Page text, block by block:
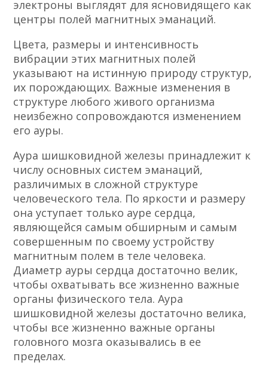
электроны выглядят для ясновидящего как
центры полей магнитных эманаций.
Цвета, размеры и интенсивность
вибрации этих магнитных полей
указывают на истинную природу структур,
их порождающих. Важные изменения в
структуре любого живого организма
неизбежно сопровождаются изменением
его ауры.
Аура шишковидной железы принадлежит к
числу основных систем эманаций,
различимых в сложной структуре
человеческого тела. По яркости и размеру
она уступает только ауре сердца,
являющейся самым обширным и самым
совершенным по своему устройству
магнитным полем в теле человека.
Диаметр ауры сердца достаточно велик,
чтобы охватывать все жизненно важные
органы физического тела. Аура
шишковидной железы достаточно велика,
чтобы все жизненно важные органы
головного мозга оказывались в ее
пределах.